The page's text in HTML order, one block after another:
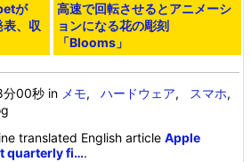
が
、収
高速で回転させるとアニメーシ
ョンになる花の彫刻
「Blooms」
分00秒 in メモ,ハードウェア, スマホ,
translated English articleApple
quarterly fi….